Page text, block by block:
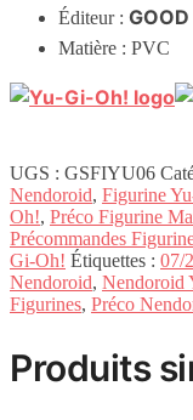
Éditeur :
Matière : PVC
UGS : GSFIYU06
Nendoroid, Figurine
Oh!, Préco Figurine
Précommandes
Gi-Oh! Étiquettes : 07/
Nendoroid, Nendoroid
Figurines, Préco
Produits